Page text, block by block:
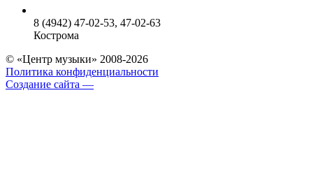
8 (4942) 47-02-53, 47-02-63
Кострома
© «Центр музыки» 2008-2026
Политика конфиденциальности
Создание сайта —